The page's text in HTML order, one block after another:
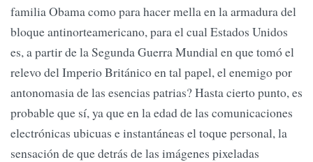
familia Obama como para hacer mella en la armadura del
bloque antinorteamericano, para el cual Estados Unidos
es, a partir de la Segunda Guerra Mundial en que tomó el
relevo del Imperio Británico en tal papel, el enemigo por
antonomasia de las esencias patrias? Hasta cierto punto, es
probable que sí, ya que en la edad de las comunicaciones
electrónicas ubicuas e instantáneas el toque personal, la
sensación de que detrás de las imágenes pixeladas